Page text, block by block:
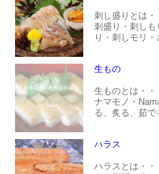
刺し盛りとは・
刺盛り・刺しも
り・刺しモリ
生もの
生ものとは・・
ナマモノ・
る、炙る、茹で
ハラス
ハラスとは・・